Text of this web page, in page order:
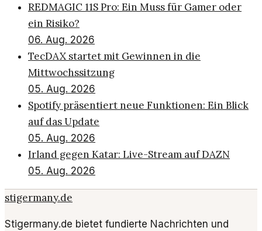
REDMAGIC 11S Pro: Ein Muss für Gamer oder
ein Risiko?
06. Aug. 2026
TecDAX startet mit Gewinnen in die
Mittwochssitzung
05. Aug. 2026
Spotify präsentiert neue Funktionen: Ein Blick
auf das Update
05. Aug. 2026
Irland gegen Katar: Live-Stream auf DAZN
05. Aug. 2026
stigermany.de
Stigermany.de bietet fundierte Nachrichten und